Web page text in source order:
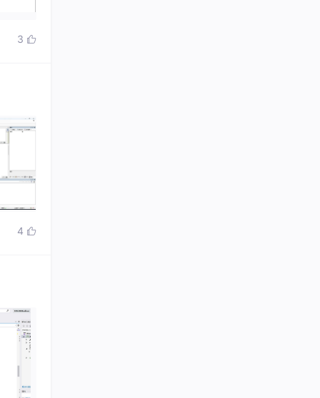
3 
4 